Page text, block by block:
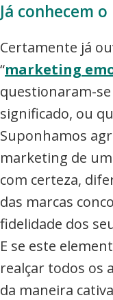
Já conhecem
Certamente já
“marketing
questionaram-
significado, ou
Suponhamos
marketing de
com certeza,
das marcas
fidelidade dos
E se este
realçar todos os
da maneira